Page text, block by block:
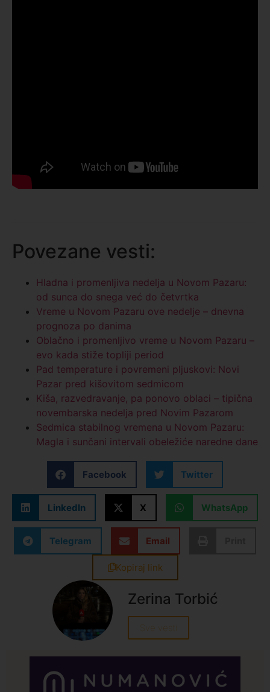
Povezane vesti:
Hladna i promenljiva nedelja u Novom Pazaru:
od sunca do snega već do četvrtka
Vreme u Novom Pazaru ove nedelje – dnevna
prognoza po danima
Oblačno i promenljivo vreme u Novom Pazaru –
evo kada stiže topliji period
Pad temperature i povremeni pljuskovi: Novi
Pazar pred kišovitom sedmicom
Kiša, razvedravanje, pa ponovo oblaci – tipična
novembarska nedelja pred Novim Pazarom
Sedmica stabilnog vremena u Novom Pazaru:
Magla i sunčani intervali obeležiće naredne dane
Facebook Twitter
LinkedIn X WhatsApp
Telegram Email
Kopiraj link
Zerina Torbić
Sve vesti
Prijavite se na listu za vesti
Budite među prvima
informisani o
događajima u regionu
Email